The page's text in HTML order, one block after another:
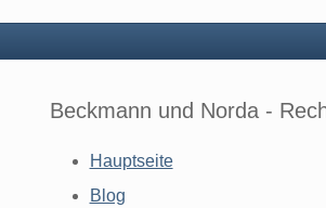
Beckmann und Norda -
Hauptseite
Blog